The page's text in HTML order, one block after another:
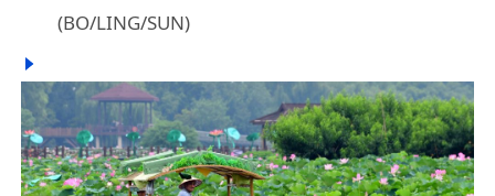
(BO/LING/SUN)